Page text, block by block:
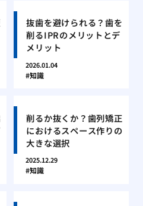
抜歯を避けられる？歯を
削るIPRのメリットとデ
メリット
2026.01.04
知識
削るか抜くか？歯列矯正
におけるスペース作りの
大きな選択
2025.12.29
知識